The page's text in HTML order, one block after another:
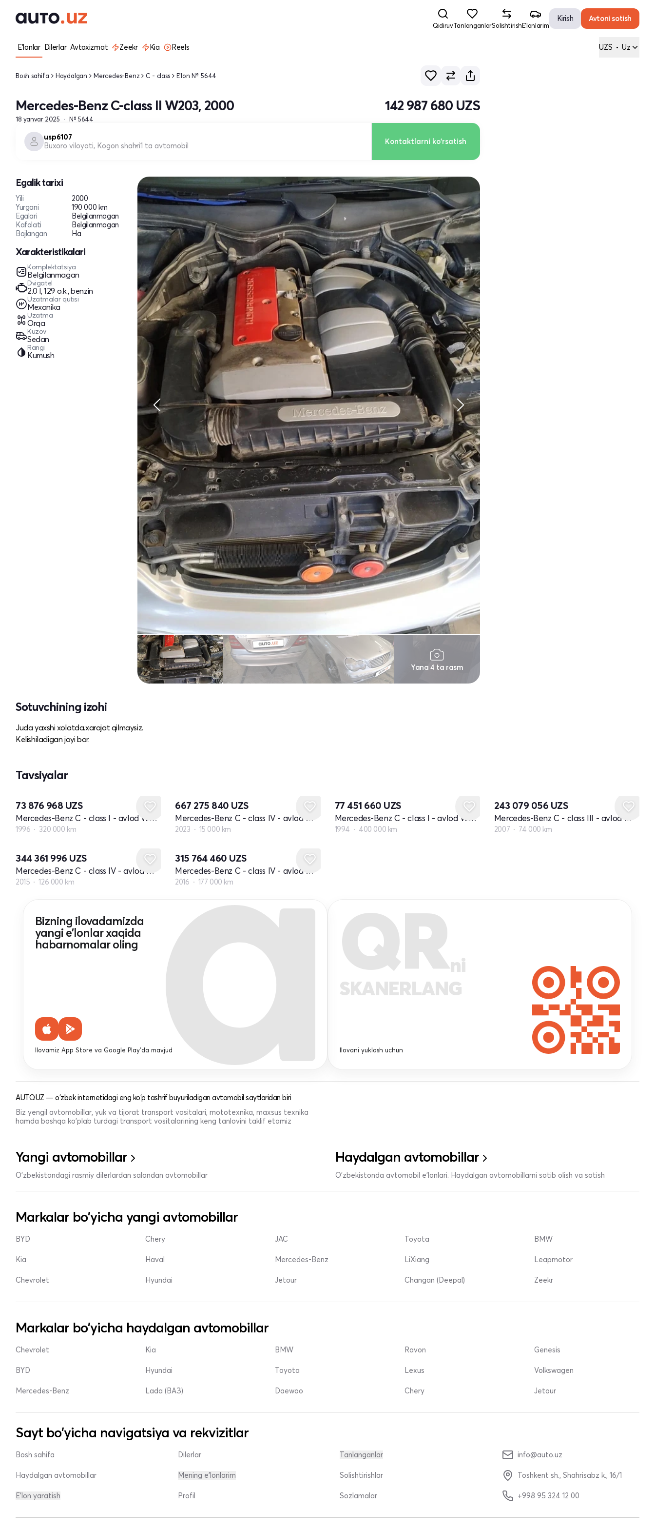
QidiruvTanlanganlarSolishtirishE'lonlarim
Kirish Avtoni sotish
E'lonlar Dilerlar Avtoxizmat Zeekr Kia Reels UZS • Uz
Bosh sahifa Haydalgan Mercedes-Benz C - class E'lon № 5644
Mercedes-Benz C-class II W203, 2000
18 yanvar 2025 № 5644
142 987 680 UZS
usp6107
Buxoro viloyati, Kogon shahri1 ta avtomobil Kontaktlarni ko'rsatish
Egalik tarixi
Yili
2000
Yurgani
190 000 km
Egalari
Belgilanmagan
Kafolati
Belgilanmagan
Bojlangan
Ha
Xarakteristikalari
Komplektatsiya
Belgilanmagan
Dvigatel
2.0 l, 129 o.k., benzin
Uzatmalar qutisi
Mexanika
Uzatma
Orqa
Kuzov
Sedan
Rangi
Kumush
Yana 4 ta rasm
Sotuvchining izohi
Juda yaxshi xolatda.xarajat qilmaysiz.
Kelishiladigan joyi bor.
Tavsiyalar
73 876 968 UZS
Mercedes-Benz C - class I - avlod W202
1996 320 000 km
667 275 840 UZS
Mercedes-Benz C - class IV - avlod W205 restyling
2023 15 000 km
77 451 660 UZS
Mercedes-Benz C - class I - avlod W202
1994 400 000 km
243 079 056 UZS
Mercedes-Benz C - class III - avlod W204
2007 74 000 km
344 361 996 UZS
Mercedes-Benz C - class IV - avlod W205
2015 126 000 km
315 764 460 UZS
Mercedes-Benz C - class IV - avlod W205
2016 177 000 km
Bizning ilovadamizda
yangi e'lonlar xaqida
habarnomalar oling
Ilovamiz App Store va Google Play'da mavjud
QRni
SKANERLANG
Ilovani yuklash uchun
AUTO.UZ — o'zbek internetidagi eng ko'p tashrif buyuriladigan avtomobil saytlaridan biri
Biz yengil avtomobillar, yuk va tijorat transport vositalari, mototexnika, maxsus texnika
hamda boshqa ko'plab turdagi transport vositalarining keng tanlovini taklif etamiz
Yangi avtomobillar
O'zbekistondagi rasmiy dilerlardan salondan avtomobillar
Haydalgan avtomobillar
O'zbekistonda avtomobil e’lonlari. Haydalgan avtomobillarni sotib olish va sotish
Markalar bo'yicha yangi avtomobillar
BYD
Kia
Chevrolet
Chery
Haval
Hyundai
JAC
Mercedes-Benz
Jetour
Toyota
LiXiang
Changan (Deepal)
BMW
Leapmotor
Zeekr
Markalar bo'yicha haydalgan avtomobillar
Chevrolet
BYD
Mercedes-Benz
Kia
Hyundai
Lada (ВАЗ)
BMW
Toyota
Daewoo
Ravon
Lexus
Chery
Genesis
Volkswagen
Jetour
Sayt bo'yicha navigatsiya va rekvizitlar
Bosh sahifa
Haydalgan avtomobillar
E'lon yaratish
Dilerlar
Mening e'lonlarim
Profil
Tanlanganlar
Solishtirishlar
Sozlamalar
info@auto.uz
Toshkent sh., Shahrisabz k., 16/1
+998 95 324 12 00